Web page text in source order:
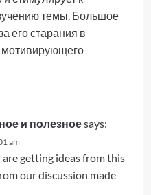
темы. Большое
его старания в
мотивирующего
и полезноеsays:
am
are getting ideas from this
our discussion made